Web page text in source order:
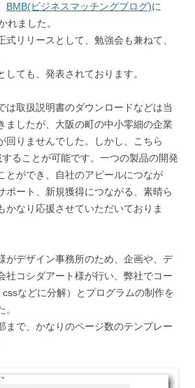
BMB(ビジネスマッチングブログ)に
れました。
式リリースとして、勉強会も兼ねて、
しても、発表されております。
は取扱説明書のダウンロードなどは当
ましたが、大阪の町の中小零細の企業
回りませんでした。しかし、こちら
ることが可能です。一つの製品の開発
とができ、自社のアピールにつなが
ポート、新規獲得につながる、素晴ら
かなり応援させていただいておりま
がデザイン事務所のため、企画や、デ
社コシダアート様が行い、弊社でコー
などに分解）とプログラムの制作を
まで、かなりのページ数のテンプレー